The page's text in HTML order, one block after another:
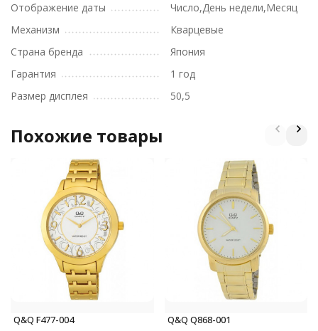
Отображение даты
Число,День недели,Месяц
Механизм
Кварцевые
Страна бренда
Япония
Гарантия
1 год
Размер дисплея
50,5
Похожие товары
Q&Q F477-004 Q&Q Q868-001